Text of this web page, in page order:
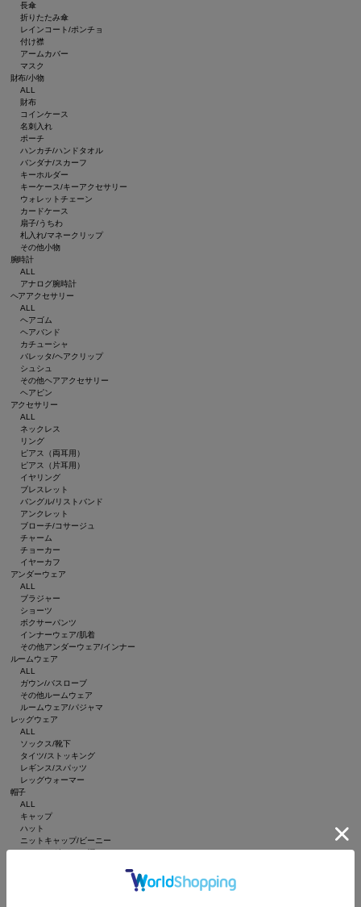
長傘
折りたたみ傘
レインコート/ポンチョ
付け襟
アームカバー
マスク
財布/小物
ALL
財布
コインケース
名刺入れ
ポーチ
ハンカチ/ハンドタオル
バンダナ/スカーフ
キーホルダー
キーケース/キーアクセサリー
ウォレットチェーン
カードケース
扇子/うちわ
札入れ/マネークリップ
その他小物
腕時計
ALL
アナログ腕時計
ヘアアクセサリー
ALL
ヘアゴム
ヘアバンド
カチューシャ
バレッタ/ヘアクリップ
シュシュ
その他ヘアアクセサリー
ヘアピン
アクセサリー
ALL
ネックレス
リング
ピアス（両耳用）
ピアス（片耳用）
イヤリング
ブレスレット
バングル/リストバンド
アンクレット
ブローチ/コサージュ
チャーム
チョーカー
イヤーカフ
アンダーウェア
ALL
ブラジャー
ショーツ
ボクサーパンツ
インナーウェア/肌着
その他アンダーウェア/インナー
ルームウェア
ALL
ガウン/バスローブ
その他ルームウェア
ルームウェア/パジャマ
レッグウェア
ALL
ソックス/靴下
タイツ/ストッキング
レギンス/スパッツ
レッグウォーマー
帽子
ALL
キャップ
ハット
ニットキャップ/ビーニー
ハンチング/ベレー帽